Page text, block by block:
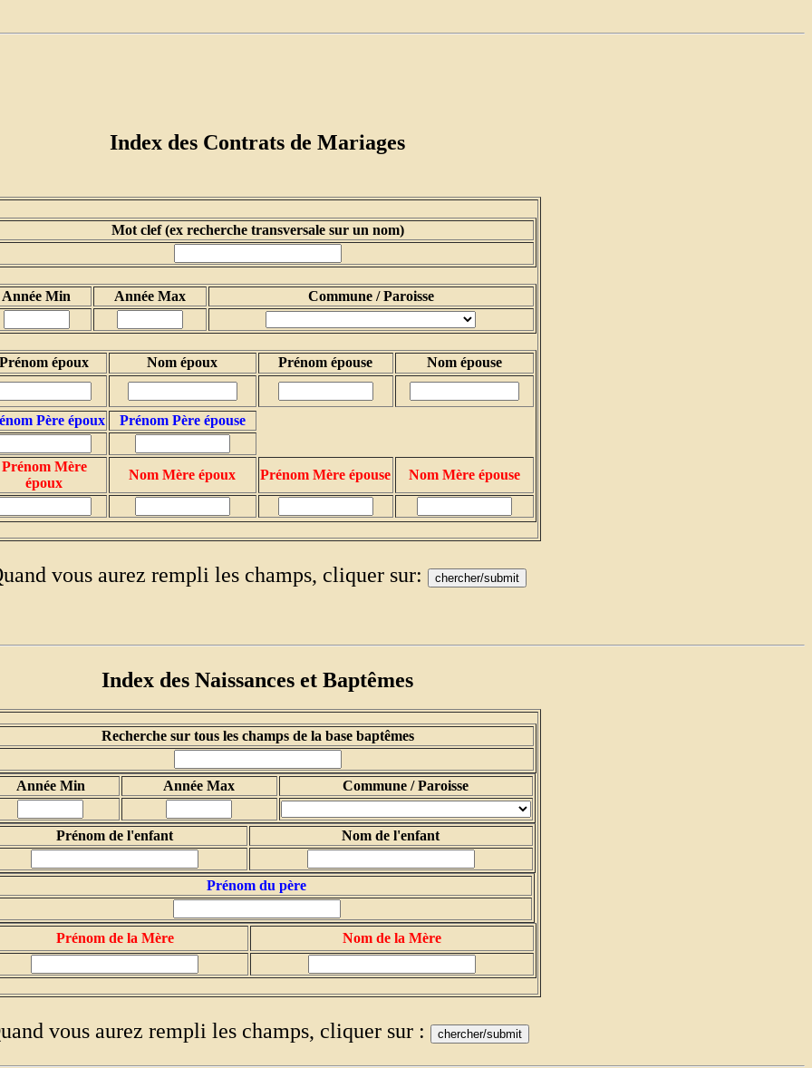
Index des Contrats de Mariages
Mot clef (ex recherche transversale sur un nom)
Année Min Année Max Commune / Paroisse
Prénom époux Nom époux Prénom épouse Nom épouse
Père époux Prénom Père épouse
Prénom Mère
époux
Nom Mère époux Prénom Mère épouse Nom Mère épouse
vous aurez rempli les champs, cliquer sur:
Index des Naissances et Baptêmes
Recherche sur tous les champs de la base baptêmes
Année Min Année Max Commune / Paroisse
Prénom de l'enfant Nom de l'enfant
Prénom du père
Prénom de la Mère Nom de la Mère
vous aurez rempli les champs, cliquer sur :